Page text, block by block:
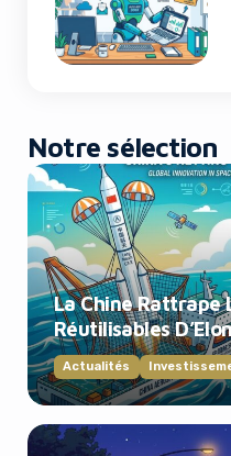
Notre sélection
La Chine Rattrape
Réutilisables
Actualités